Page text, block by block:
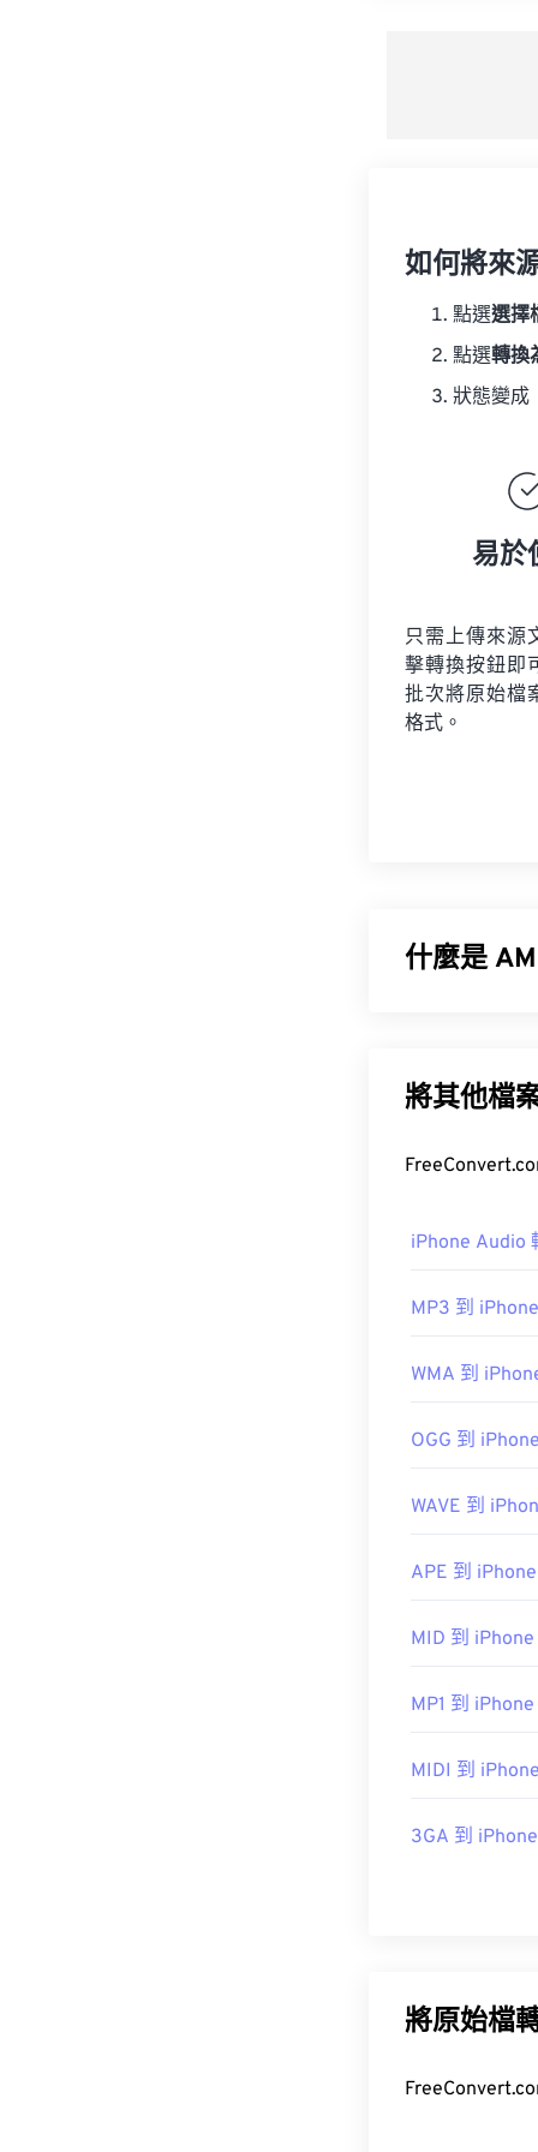
如何將來
點選選擇
點選轉換
狀態變成
易於
只需上傳來源
擊轉換按鈕即
批次將原始檔
格式。
什麼是
全球
由於 AMR 檔
初始版本：
實用連結：
https://
將其他檔
iPhone Audio
MP3 到
WMA 到
OGG 到
WAVE 到
APE 到
MID 到
MP1 到
MIDI 到
3GA 到
將原始檔